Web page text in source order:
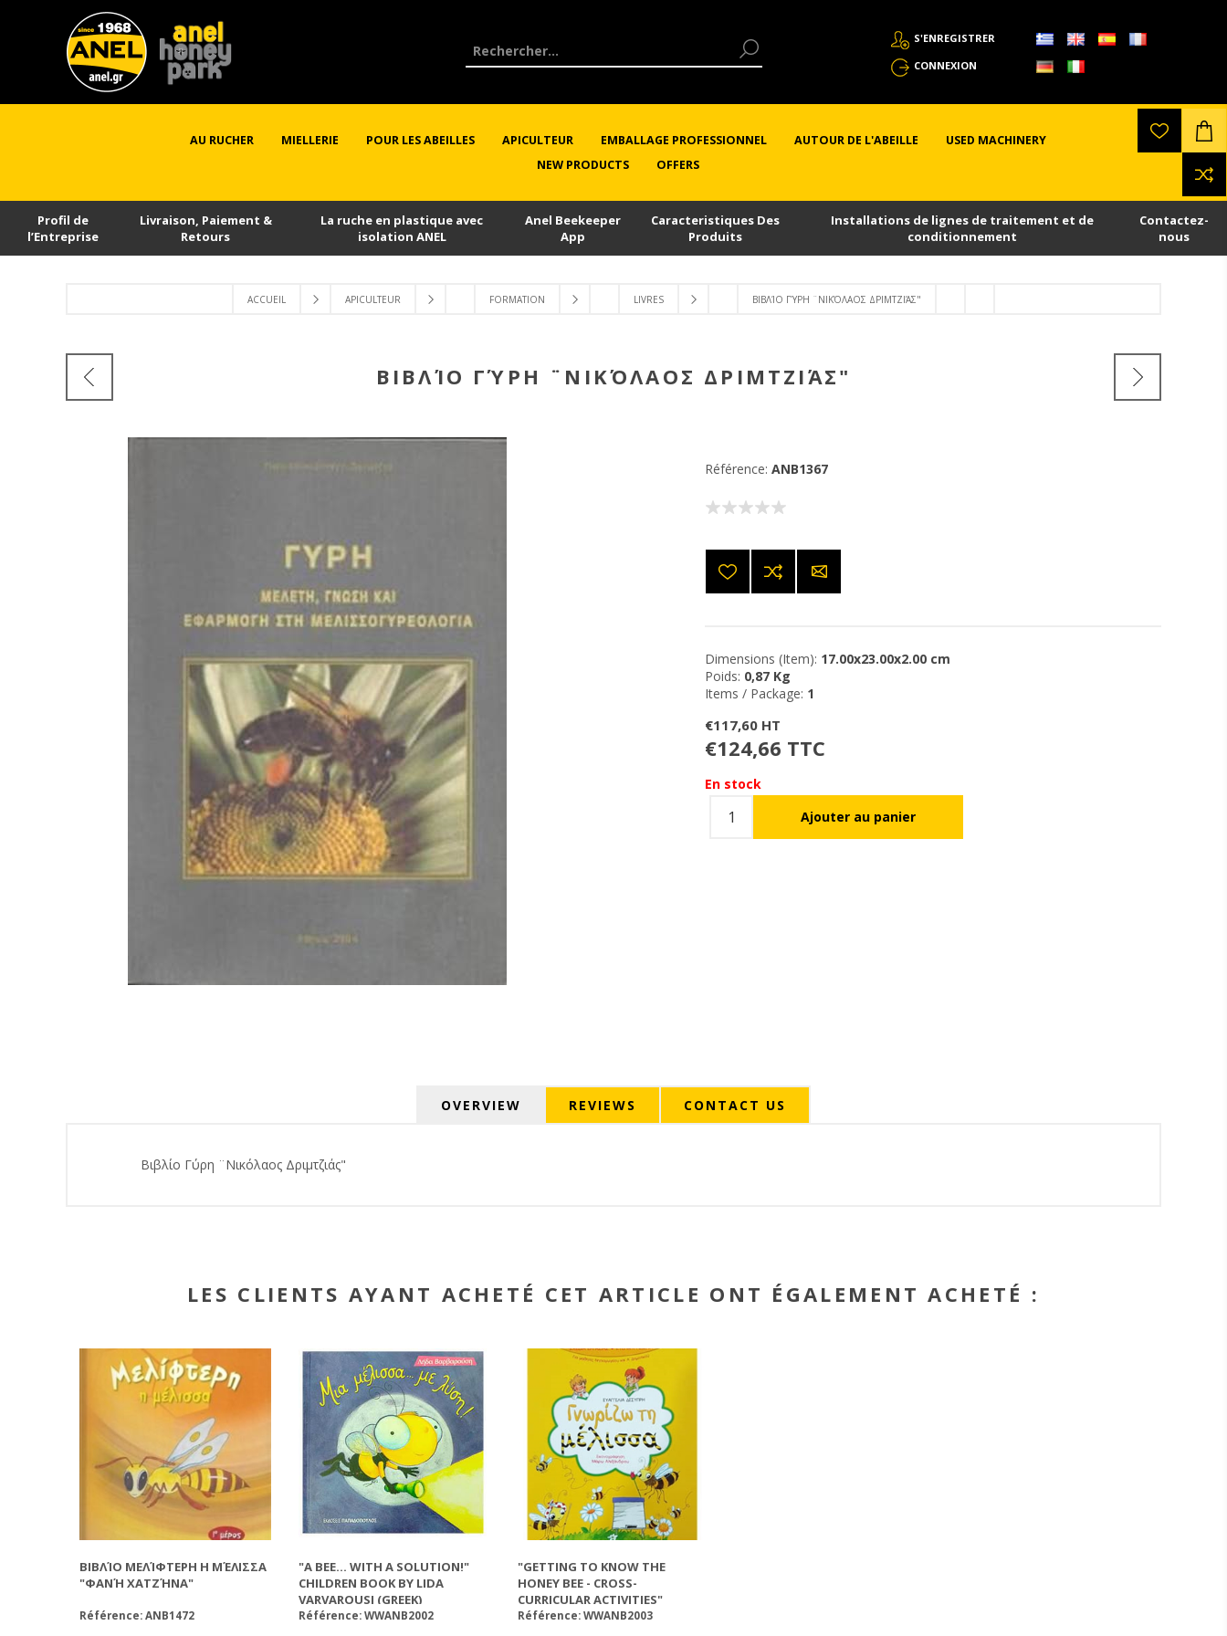
S'ENREGISTRER
CONNEXION
AU RUCHER MIELLERIE POUR LES ABEILLES APICULTEUR EMBALLAGE PROFESSIONNEL AUTOUR DE L'ABEILLE
USED MACHINERY
NEW PRODUCTS
OFFERS
Profil de
l’Εntreprise
Livraison, Paiement &
Retours
La ruche en plastique avec
isolation ANEL
Anel Beekeeper
App
Caracteristiques Des
Produits
Installations de lignes de traitement et de
conditionnement
Contactez-
nous
ACCUEIL APICULTEUR FORMATION LIVRES ΒΙΒΛΊΟ ΓΎΡΗ ¨ΝΙΚΌΛΑΟΣ ΔΡΙΜΤΖΙΆΣ"
ΒΙΒΛΊΟ ΓΎΡΗ ¨ΝΙΚΌΛΑΟΣ ΔΡΙΜΤΖΙΆΣ"
Référence: ANB1367
Dimensions (Item): 17.00x23.00x2.00 cm
Poids: 0,87 Kg
Items / Package: 1
€117,60 HT
€124,66 TTC
En stock
OVERVIEW REVIEWS CONTACT US
Βιβλίο Γύρη ¨Νικόλαος Δριμτζιάς"
LES CLIENTS AYANT ACHETÉ CET ARTICLE ONT ÉGALEMENT ACHETÉ :
ΒΙΒΛΊΟ ΜΕΛΊΦΤΕΡΗ Η ΜΈΛΙΣΣΑ
"ΦΑΝΉ ΧΑΤΖΉΝΑ"
Référence: ANB1472
"A BEE... WITH A SOLUTION!"
CHILDREN BOOK BY LIDA
VARVAROUSI (GREEK)
Référence: WWANB2002
"GETTING TO KNOW THE
HONEY BEE - CROSS-
CURRICULAR ACTIVITIES"
CHILDREN BOOK BY EVAGELIA
Référence: WWANB2003